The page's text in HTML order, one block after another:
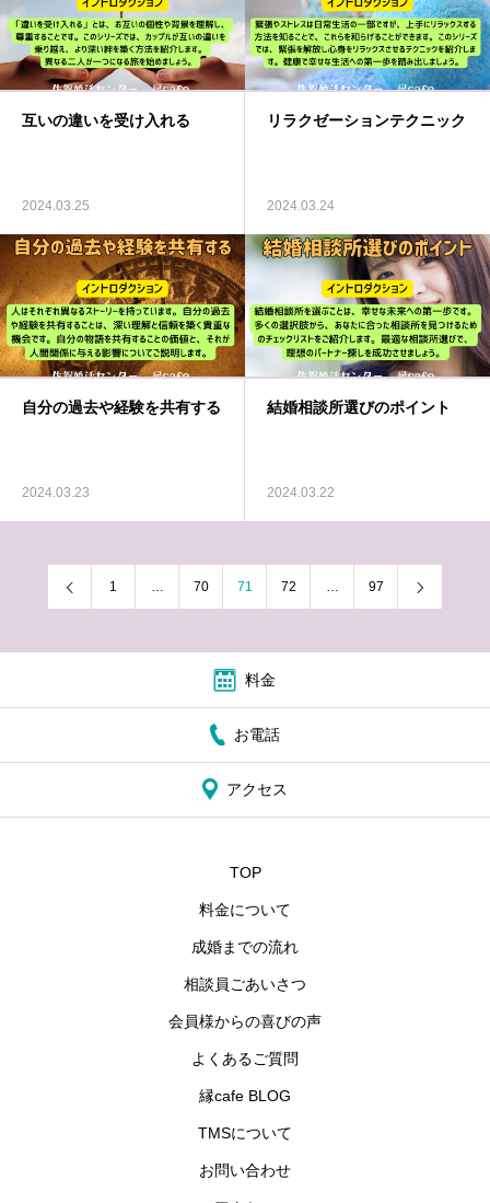
互いの違いを受け入れる
2024.03.25
リラクゼーションテクニック
2024.03.24
自分の過去や経験を共有する
2024.03.23
結婚相談所選びのポイント
2024.03.22
1 70 71 72 97
料金
お電話
アクセス
TOP
料金について
成婚までの流れ
相談員ごあいさつ
会員様からの喜びの声
よくあるご質問
縁cafe BLOG
TMSについて
お問い合わせ